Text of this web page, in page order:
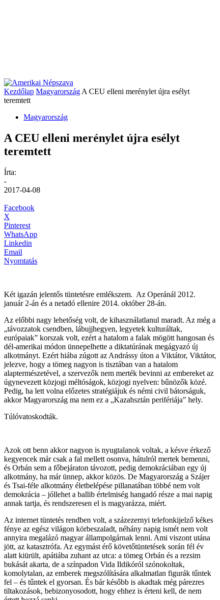
Kezdőlap Magyarország A CEU elleni merénylet újra esélyt
teremtett
Magyarország
A CEU elleni merénylet újra esélyt
teremtett
Írta:
-
2017-04-08
Facebook
X
Pinterest
WhatsApp
Linkedin
Email
Nyomtatás
Két igazán jelentős tüntetésre emlékszem. Az Operánál 2012.
január 2-án és a netadó ellenire 2014. október 28-án.
Az előbbi nagy lehetőség volt, de kihasználatlanul maradt. Az még a
„távozzatok csendben, lábujjhegyen, legyetek kulturáltak,
európaiak” korszak volt, ezért a hatalom a falak mögött hangosan és
dél-amerikai módon ünnepelhette a diktatúrának megágyazó új
alkotmányt. Ezért hiába zúgott az Andrássy úton a Viktátor, Viktátor,
jelezve, hogy a tömeg nagyon is tisztában van a hatalom
alaptermészetével, a szervezők nem merték bevinni az embereket az
úgynevezett közjogi méltóságok, közjogi nyelven: bűnözők közé.
Pedig, ha lett volna előzetes stratégiájuk és némi civil bátorságuk,
akkor Magyarország ma nem ez a „Kazahsztán perifériája” hely.
Túlóvatoskodták.
Azok ott benn akkor nagyon is nyugtalanok voltak, a késve érkező
kegyencek már csak a fal mellett osonva, hátulról mertek bemenni,
és Orbán sem a főbejáraton távozott, pedig demokráciában egy új
alkotmány, ha már ünnep, akkor közös. De Magyarország a Szájer
és Tsai-féle alkotmány életbelépése pillanatában többé nem volt
demokrácia – jóllehet a ballib értelmiség hangadó része a mai napig
annak tartja, és rendszeresen el is magyarázza, miért.
Az internet tüntetés rendben volt, a százezernyi telefonkijelző kékes
fénye az egész világon körbeszaladt, néhány napig ismét nem volt
annyira megalázó magyar állampolgárnak lenni. Ami viszont utána
jött, az katasztrófa. Az egymást érő követőtüntetések során fél év
alatt kiürült, apátiába zuhant az utca: a tömeg Orbán és a rezsim
bukását akarta, de a színpadon Vida Ildikóról szónokoltak,
komolytalan, az emberek megszólítására alkalmatlan figurák tűntek
fel – és tűntek el gyorsan. És bár később is akadtak még párezres
tiltakozások, bebizonyosodott, hogy ehhez is érteni kell, de nem